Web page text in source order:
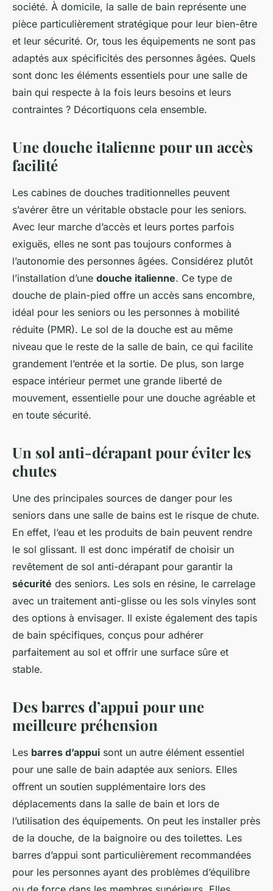
société. À domicile, la salle de bain représente une
pièce particulièrement stratégique pour leur bien-être
et leur sécurité. Or, tous les équipements ne sont pas
adaptés aux spécificités des personnes âgées. Quels
sont donc les éléments essentiels pour une salle de
bain qui respecte à la fois leurs besoins et leurs
contraintes ? Décortiquons cela ensemble.
Une douche italienne pour un accès
facilité
Les cabines de douches traditionnelles peuvent
s’avérer être un véritable obstacle pour les seniors.
Avec leur marche d’accès et leurs portes parfois
exiguës, elles ne sont pas toujours conformes à
l’autonomie des personnes âgées. Considérez plutôt
l’installation d’une douche italienne. Ce type de
douche de plain-pied offre un accès sans encombre,
idéal pour les seniors ou les personnes à mobilité
réduite (PMR). Le sol de la douche est au même
niveau que le reste de la salle de bain, ce qui facilite
grandement l’entrée et la sortie. De plus, son large
espace intérieur permet une grande liberté de
mouvement, essentielle pour une douche agréable et
en toute sécurité.
Un sol anti-dérapant pour éviter les
chutes
Une des principales sources de danger pour les
seniors dans une salle de bains est le risque de chute.
En effet, l’eau et les produits de bain peuvent rendre
le sol glissant. Il est donc impératif de choisir un
revêtement de sol anti-dérapant pour garantir la
sécurité des seniors. Les sols en résine, le carrelage
avec un traitement anti-glisse ou les sols vinyles sont
des options à envisager. Il existe également des tapis
de bain spécifiques, conçus pour adhérer
parfaitement au sol et offrir une surface sûre et
stable.
Des barres d’appui pour une
meilleure préhension
Les barres d’appui sont un autre élément essentiel
pour une salle de bain adaptée aux seniors. Elles
offrent un soutien supplémentaire lors des
déplacements dans la salle de bain et lors de
l’utilisation des équipements. On peut les installer près
de la douche, de la baignoire ou des toilettes. Les
barres d’appui sont particulièrement recommandées
pour les personnes ayant des problèmes d’équilibre